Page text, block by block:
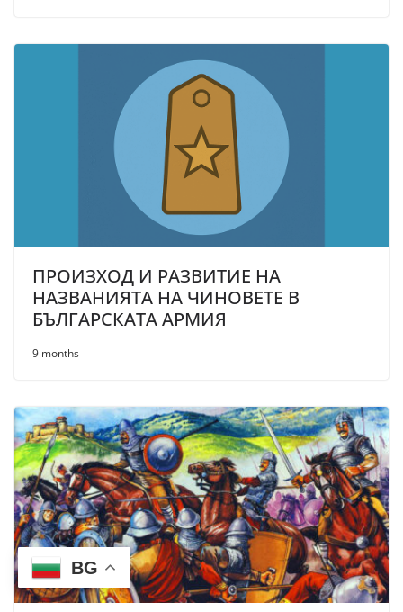
ПРОИЗХОД И РАЗВИТИЕ НА
НАЗВАНИЯТА НА ЧИНОВЕТЕ В
БЪЛГАРСКАТА АРМИЯ
9 months
BG